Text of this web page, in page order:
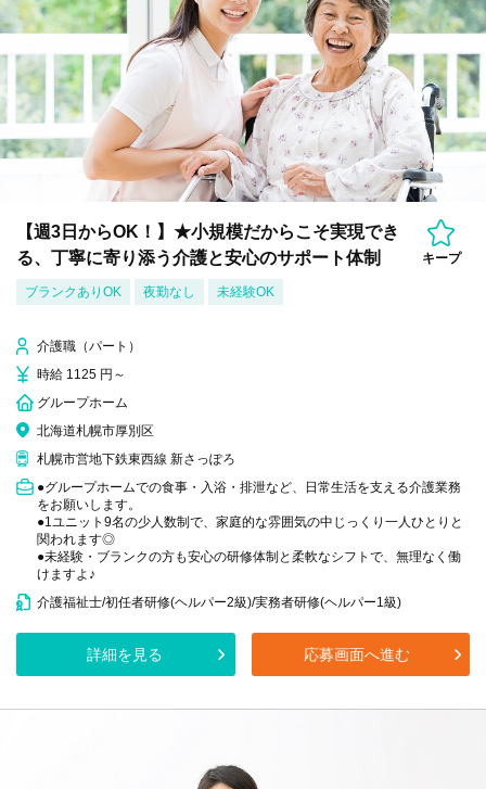
【週3日からOK！】★小規模だからこそ実現でき
る、丁寧に寄り添う介護と安心のサポート体制
キープ
ブランクありOK 夜勤なし 未経験OK
介護職（パート）
時給 1125 円～
グループホーム
北海道札幌市厚別区
札幌市営地下鉄東西線 新さっぽろ
●グループホームでの食事・入浴・排泄など、日常生活を支える介護業務
をお願いします。
●1ユニット9名の少人数制で、家庭的な雰囲気の中じっくり一人ひとりと
関われます◎
●未経験・ブランクの方も安心の研修体制と柔軟なシフトで、無理なく働
けますよ♪
介護福祉士/初任者研修(ヘルパー2級)/実務者研修(ヘルパー1級)
詳細を見る 応募画面へ進む